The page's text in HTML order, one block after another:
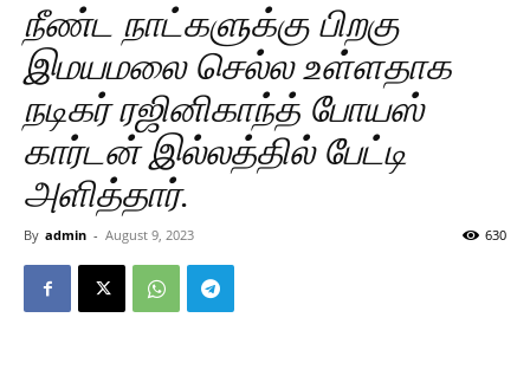
நீண்ட நாட்களுக்கு பிறகு
இமயமலை செல்ல உள்ளதாக
நடிகர் ரஜினிகாந்த் போயஸ்
கார்டன் இல்லத்தில் பேட்டி
அளித்தார்.
By admin - August 9, 2023 630